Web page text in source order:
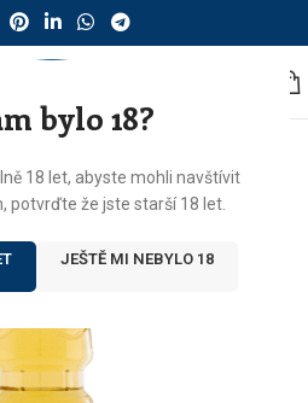
bylo 18?
18 let, abyste mohli navštívit
potvrďte že jste starší 18 let.
JEŠTĚ MI NEBYLO 18